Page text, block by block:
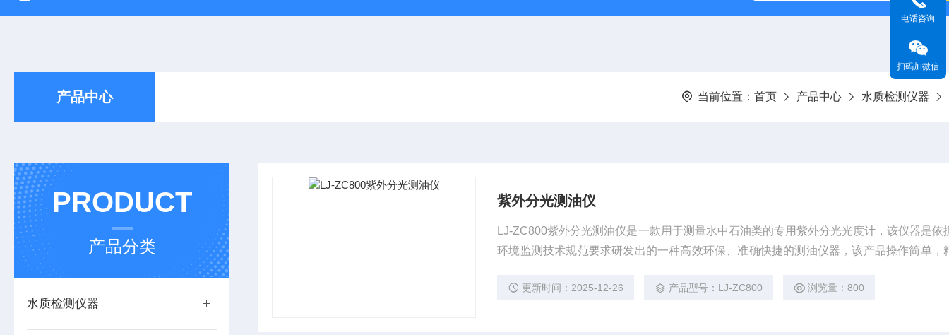
产品中心 当前位置： 首页 产品中心 水质检测仪器
PRODUCT
产品分类
水质检测仪器
紫外分光测油仪
LJ-ZC800紫外分光测油仪是一款用于测量水中石油类的专用紫外分光光度计，该仪器是依
环境监测技术规范要求研发出的一种高效环保、准确快捷的测油仪器，该产品操作简单，
更新时间：2025-12-26 产品型号：LJ-ZC800 浏览量：800
电话咨询
扫码加微信